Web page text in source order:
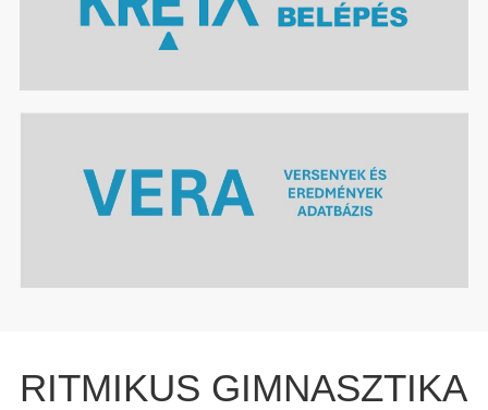
RITMIKUS GIMNASZTIKA